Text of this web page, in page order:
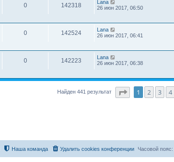
0 142318
Lana
26 июн 2017, 06:50
0 142524
Lana
26 июн 2017, 06:41
0 142223
Lana
26 июн 2017, 06:38
Найден 441 результат Страница 1 из15
1 2 3 4
Часовой пояс:
Удалить cookies конференции
Наша команда